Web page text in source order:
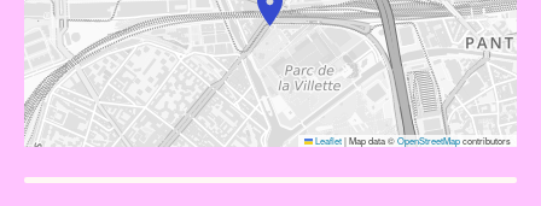
Leaflet|Map data ©OpenStreetMapcontributors